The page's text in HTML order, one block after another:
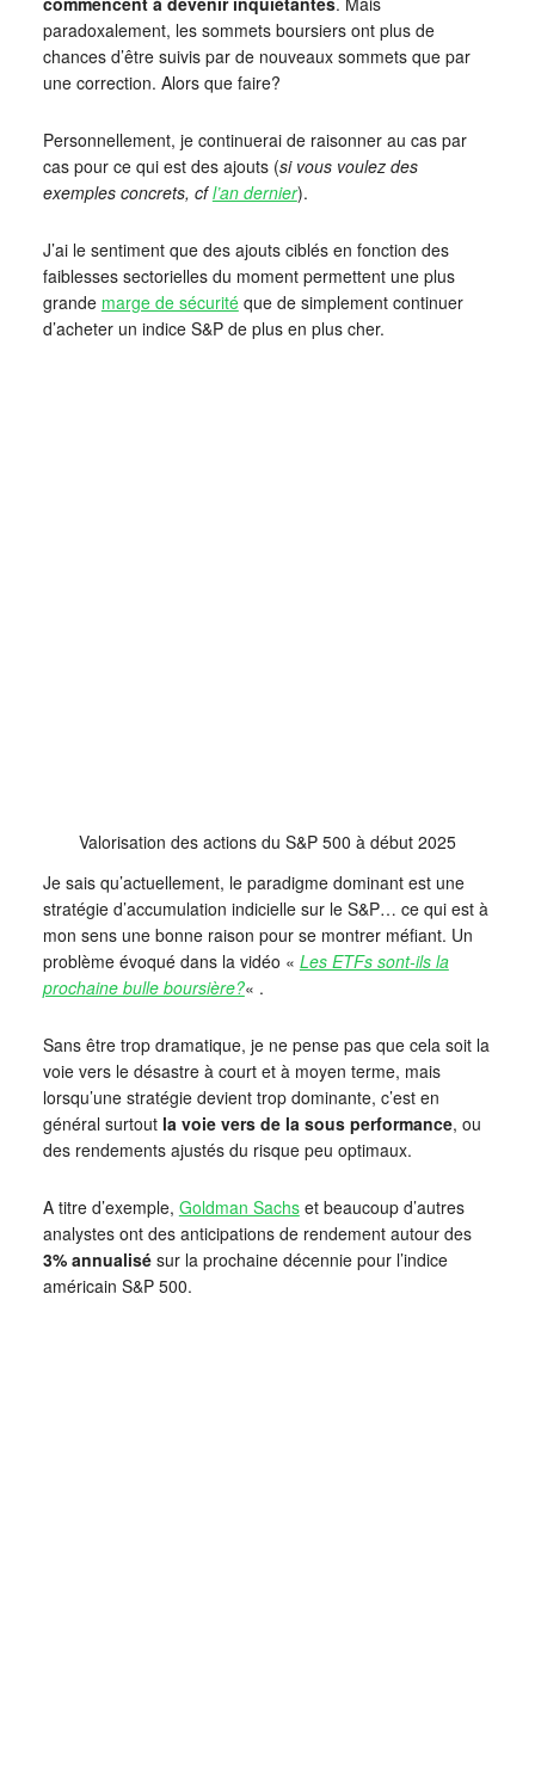
paradoxalement, les sommets boursiers ont plus de
chances d’être suivis par de nouveaux sommets que par
une correction. Alors que faire?
Personnellement, je continuerai de raisonner au cas par
cas pour ce qui est des ajouts (si vous voulez des
exemples concrets, cfl’an dernier).
J’ai le sentiment que des ajouts ciblés en fonction des
faiblesses sectorielles du moment permettent une plus
grande marge de sécuritéque de simplement continuer
d’acheter un indice S&P de plus en plus cher.
Valorisation des actions du S&P 500 à début 2025
Je sais qu’actuellement, le paradigme dominant est une
stratégie d’accumulation indicielle sur le S&P… ce qui est à
mon sens une bonne raison pour se montrer méfiant. Un
problème évoqué dans la vidéo « Les ETFs sont-ils la
prochaine bulle boursière?« .
Sans être trop dramatique, je ne pense pas que cela soit la
voie vers le désastre à court et à moyen terme, mais
lorsqu’une stratégie devient trop dominante, c’est en
général surtout la voie vers de la sous performance, ou
des rendements ajustés du risque peu optimaux.
A titre d’exemple, Goldman Sachset beaucoup d’autres
analystes ont des anticipations de rendement autour des
3% annualisésur la prochaine décennie pour l’indice
américain S&P 500.